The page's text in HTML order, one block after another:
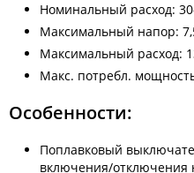
Номинальный расход:
Максимальный напор:
Максимальный расход:
Макс. потребл.
Особенности:
Поплавковый
включения/отключения